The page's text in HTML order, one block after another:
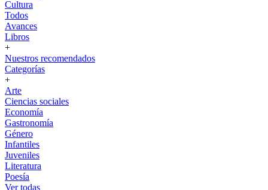
Cultura
Todos
Avances
Libros
+
Nuestros recomendados
Categorías
+
Arte
Ciencias sociales
Economía
Gastronomía
Género
Infantiles
Juveniles
Literatura
Poesía
Ver todas